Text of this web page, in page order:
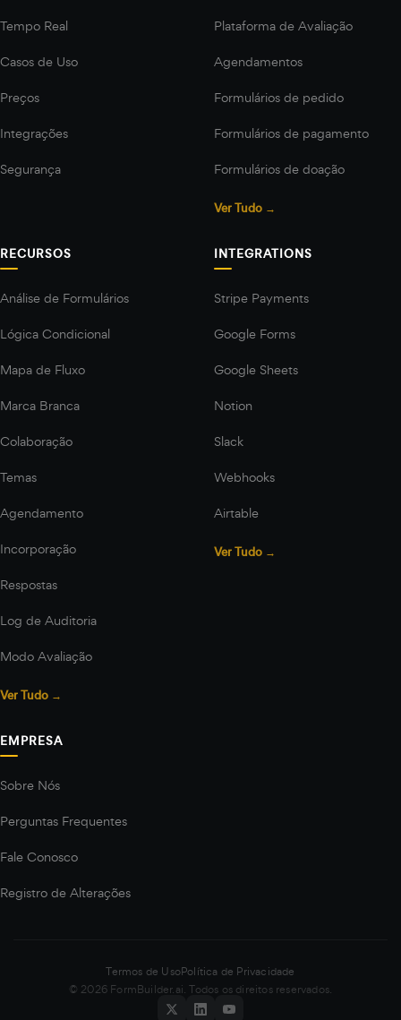
Tempo Real
Casos de Uso
Preços
Integrações
Segurança
Plataforma de Avaliação
Agendamentos
Formulários de pedido
Formulários de pagamento
Formulários de doação
Ver Tudo →
RECURSOS
Análise de Formulários
Lógica Condicional
Mapa de Fluxo
Marca Branca
Colaboração
Temas
Agendamento
Incorporação
Respostas
Log de Auditoria
Modo Avaliação
Ver Tudo →
INTEGRATIONS
Stripe Payments
Google Forms
Google Sheets
Notion
Slack
Webhooks
Airtable
Ver Tudo →
EMPRESA
Sobre Nós
Perguntas Frequentes
Fale Conosco
Registro de Alterações
Termos de UsoPolítica de Privacidade
© 2026 FormBuilder.ai. Todos os direitos reservados.